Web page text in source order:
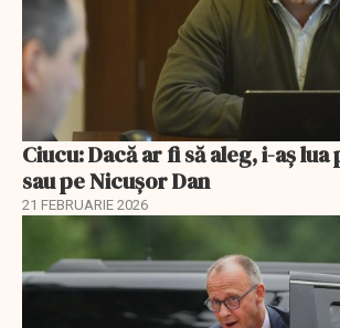
Ciucu: Dacă ar fi să aleg, i-aș lua
sau pe Nicușor Dan
21 FEBRUARIE 2026